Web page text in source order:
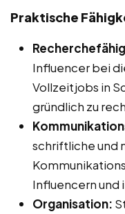
Praktische
Influencer bei
Vollzeitjobs in
gründlich zu
schriftliche und
Influencern und
Organisation: